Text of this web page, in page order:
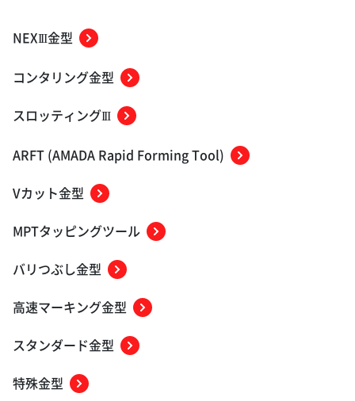
NEXIII金型
コンタリング金型
スロッティングIII
ARFT (AMADA Rapid Forming Tool)
Vカット金型
MPTタッピングツール
バリつぶし金型
高速マーキング金型
スタンダード金型
特殊金型